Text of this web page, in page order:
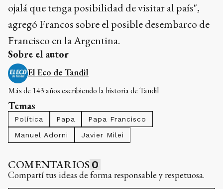
ojalá que tenga posibilidad de visitar al país",
agregó Francos sobre el posible desembarco de
Francisco en la Argentina.
Sobre el autor
El Eco de Tandil
Más de 143 años escribiendo la historia de Tandil
Temas
Política Papa
Papa Francisco
Manuel Adorni
Javier Milei
COMENTARIOS 0
Compartí tus ideas de forma responsable y respetuosa.